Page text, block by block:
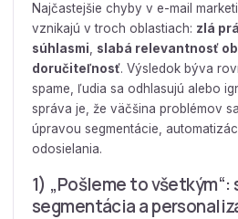
Najčastejšie chyby v e-mail
vznikajú v troch oblastiach: zlá
súhlasmi
slabá relevantnosť
doručiteľnosť. Výsledok býva
spame, ľudia sa odhlasujú alebo
správa je, že väčšina problémov
úpravou segmentácie,
odosielania.
1) „Pošleme to všetkým“:
segmentácia a